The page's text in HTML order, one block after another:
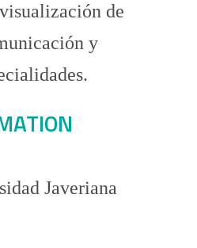
de
y
Javeriana